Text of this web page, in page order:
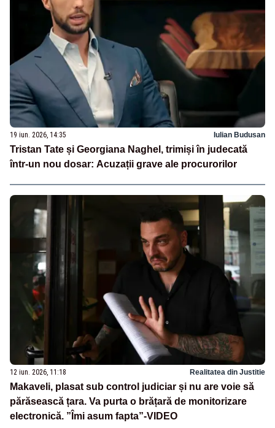
19 iun. 2026, 14:35 Iulian Budusan
Tristan Tate și Georgiana Naghel, trimiși în judecată
într-un nou dosar: Acuzații grave ale procurorilor
12 iun. 2026, 11:18 Realitatea din Justitie
Makaveli, plasat sub control judiciar și nu are voie să
părăsească țara. Va purta o brățară de monitorizare
electronică. ”Îmi asum fapta”-VIDEO